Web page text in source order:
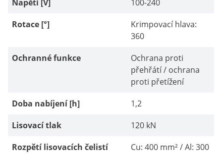
Napětí [V]
100-240
Rotace [°]
Krimpovací hlava:
360
Ochranné funkce
Ochrana proti
přehřátí / ochrana
proti přetížení
Doba nabíjení [h]
1,2
Lisovací tlak
120 kN
Rozpětí lisovacích čelistí
Cu: 400 mm² / Al: 300